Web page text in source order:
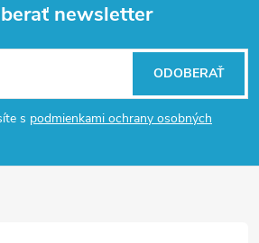
newsletter
s podmienkami ochrany osobných
ODOBERAŤ